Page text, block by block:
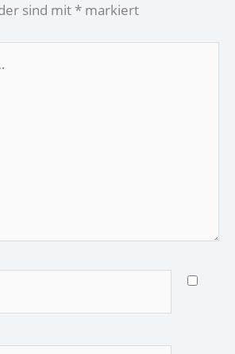
sind mit * markiert